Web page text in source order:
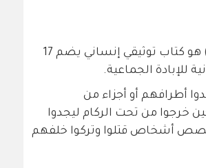
كتاب "لا يستطيعون قتل النجوم" (They Can’t Kill The Stars) هو كتاب توثيقي إنساني يضم 17
للإبادة الجماعية.
أطرافهم أو أجزاء من
خرجوا من تحت الركام ليجدوا
قصص أشخاص قتلوا وتركوا خلفهم